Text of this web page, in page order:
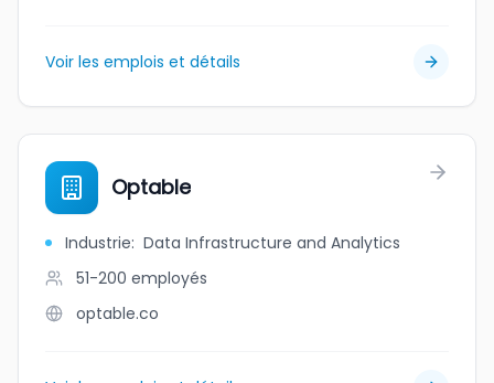
Voir les emplois et détails
Optable
Industrie: Data Infrastructure and Analytics
51-200 employés
optable.co